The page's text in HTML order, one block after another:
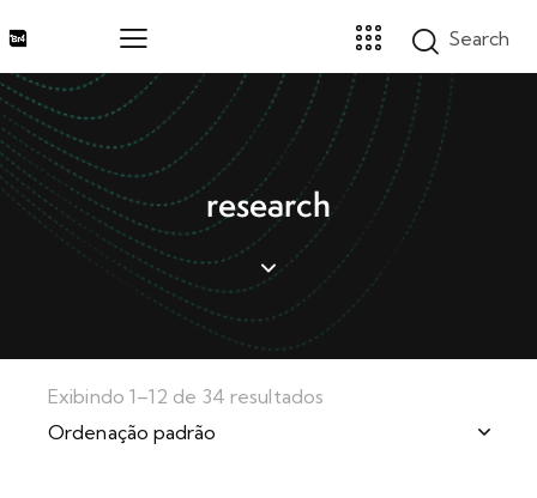
research
Home
Marcas
Segmentos
Contato
Promoções
Exibindo 1–12 de 34 resultados